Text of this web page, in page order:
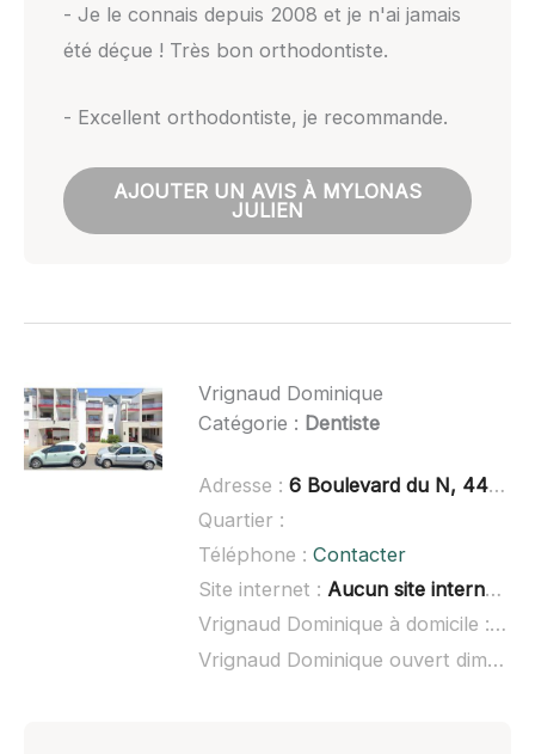
- Je le connais depuis 2008 et je n'ai jamais
été déçue ! Très bon orthodontiste.
- Excellent orthodontiste, je recommande.
AJOUTER UN AVIS À MYLONAS
JULIEN
Vrignaud Dominique
Catégorie : Dentiste
Adresse : 6 Boulevard du N, 44350 Guérande
Quartier :
Téléphone : Contacter
Site internet : Aucun site internet connu
Vrignaud Dominique à domicile :
Vrignaud Dominique ouvert dimanche :